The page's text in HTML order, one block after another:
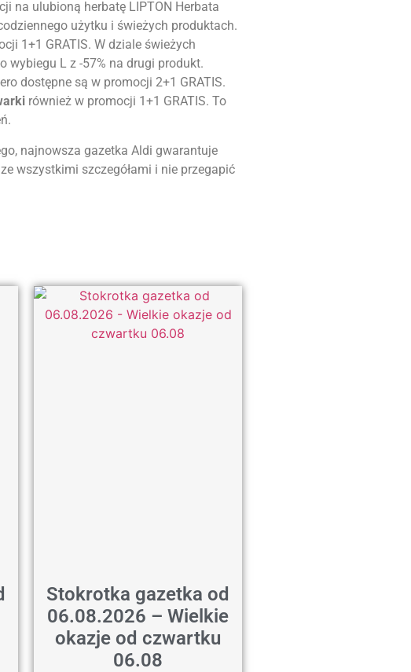
na ulubioną herbatę LIPTON Herbata
użytku i świeżych produktach.
1+1 GRATIS. W dziale świeżych
wybiegu L z -57% na drugi produkt.
dostępne są w promocji 2+1 GRATIS.
również w promocji 1+1 GRATIS. To
najnowsza gazetka Aldi gwarantuje
wszystkimi szczegółami i nie przegapić
Stokrotka gazetka od
06.08.2026 – Wielkie
okazje od czwartku
06.08